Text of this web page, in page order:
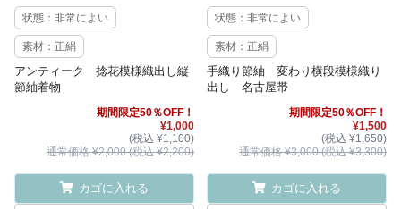
状態：非常によい
素材：正絹
アンティーク 捻花模様織出し縦
節紬着物
期間限定50％OFF！
¥1,000
(税込 ¥1,100)
通常価格 ¥2,000 (税込 ¥2,200)
カゴに入れる
状態：非常によい
素材：正絹
手織り節紬 変わり横段模様織り
出し 名古屋帯
期間限定50％OFF！
¥1,500
(税込 ¥1,650)
通常価格 ¥3,000 (税込 ¥3,300)
カゴに入れる